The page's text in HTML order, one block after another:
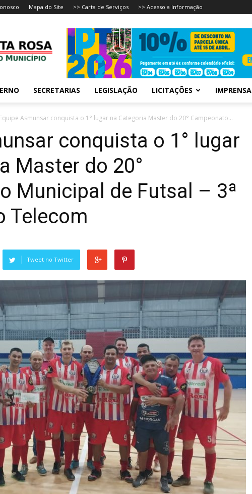
Mapa do Site >> Carta de Serviços >> Acesso a Informação
SECRETARIAS LEGISLAÇÃO LICITAÇÕES IMPRENSA
Equipe Asmunsar conquista o 1° lugar na Categoria Master do 20° Campeonato...
conquista o 1° lugar
Master do 20°
Municipal de Futsal – 3ª
Telecom
Tweet no Twitter